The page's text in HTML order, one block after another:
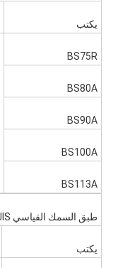
يكتب
BS75R
BS80A
BS90A
BS100A
BS113A
طبق السمك القياسي JIS
يكتب